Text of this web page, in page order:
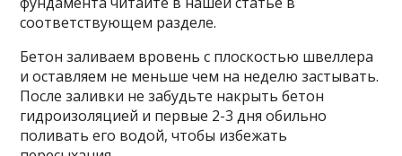
соответствующем разделе.
Бетон заливаем вровень с плоскостью швеллера
и оставляем не меньше чем на неделю застывать.
После заливки не забудьте накрыть бетон
гидроизоляцией и первые 2-3 дня обильно
поливать его водой, чтобы избежать